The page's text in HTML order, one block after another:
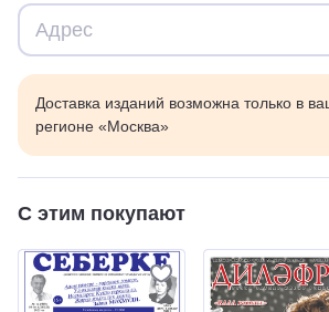
Доставка изданий возможна только в
регионе «Москва»
С этим покупают